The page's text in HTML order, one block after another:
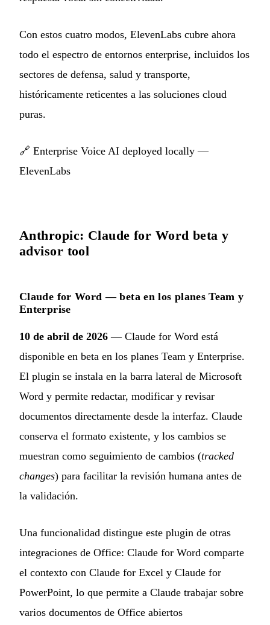
Con estos cuatro modos, ElevenLabs cubre ahora
todo el espectro de entornos enterprise, incluidos los
sectores de defensa, salud y transporte,
históricamente reticentes a las soluciones cloud
puras.
🔗 Enterprise Voice AI deployed locally —
ElevenLabs
Anthropic: Claude for Word beta y
advisor tool
Claude for Word — beta en los planes Team y
Enterprise
10 de abril de 2026 — Claude for Word está
disponible en beta en los planes Team y Enterprise.
El plugin se instala en la barra lateral de Microsoft
Word y permite redactar, modificar y revisar
documentos directamente desde la interfaz. Claude
conserva el formato existente, y los cambios se
muestran como seguimiento de cambios (tracked
changes) para facilitar la revisión humana antes de
la validación.
Una funcionalidad distingue este plugin de otras
integraciones de Office: Claude for Word comparte
el contexto con Claude for Excel y Claude for
PowerPoint, lo que permite a Claude trabajar sobre
varios documentos de Office abiertos